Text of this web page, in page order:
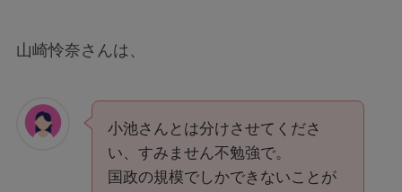
山崎怜奈さんは、
小池さんとは分けさせてくださ
い、すみません不勉強で。
国政の規模でしかできないことが